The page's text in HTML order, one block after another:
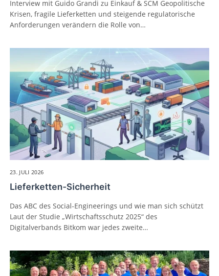
Interview mit Guido Grandi zu Einkauf & SCM Geopolitische
Krisen, fragile Lieferketten und steigende regulatorische
Anforderungen verändern die Rolle von…
23. JULI 2026
Lieferketten-Sicherheit
Das ABC des Social-Engineerings und wie man sich schützt
Laut der Studie „Wirtschaftsschutz 2025“ des
Digitalverbands Bitkom war jedes zweite…